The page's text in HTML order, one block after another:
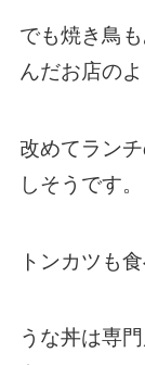
でも焼き鳥
んだお店のよ
改めてラン
しそうです。
トンカツも
うな丼は専